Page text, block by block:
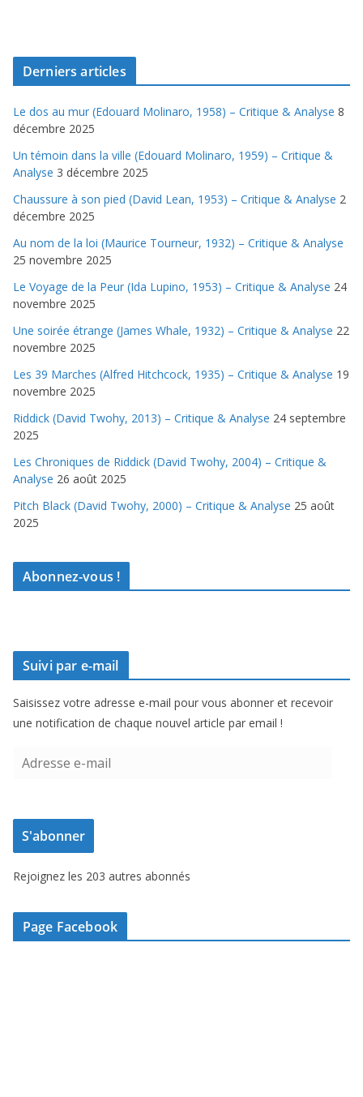
Derniers articles
Le dos au mur (Edouard Molinaro, 1958) – Critique & Analyse 8
décembre 2025
Un témoin dans la ville (Edouard Molinaro, 1959) – Critique &
Analyse 3 décembre 2025
Chaussure à son pied (David Lean, 1953) – Critique & Analyse 2
décembre 2025
Au nom de la loi (Maurice Tourneur, 1932) – Critique & Analyse
25 novembre 2025
Le Voyage de la Peur (Ida Lupino, 1953) – Critique & Analyse 24
novembre 2025
Une soirée étrange (James Whale, 1932) – Critique & Analyse 22
novembre 2025
Les 39 Marches (Alfred Hitchcock, 1935) – Critique & Analyse 19
novembre 2025
Riddick (David Twohy, 2013) – Critique & Analyse 24 septembre
2025
Les Chroniques de Riddick (David Twohy, 2004) – Critique &
Analyse 26 août 2025
Pitch Black (David Twohy, 2000) – Critique & Analyse 25 août
2025
Abonnez-vous !
Suivi par e-mail
Saisissez votre adresse e-mail pour vous abonner et recevoir
une notification de chaque nouvel article par email !
e
s
e
-
S'abonner
Rejoignez les 203 autres abonnés
Page Facebook